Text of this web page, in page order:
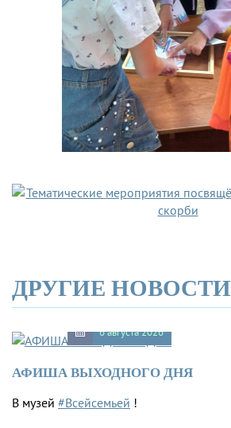
ДРУГИЕ НОВОСТИ
6 августа 2026
АФИША ВЫХОДНОГО ДНЯ
В музей #Всейсемьей !